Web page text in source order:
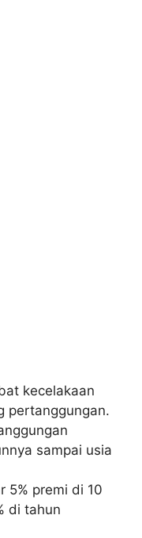
kecelakaan
pertanggungan.
sampai usia
5% premi di 10
di tahun